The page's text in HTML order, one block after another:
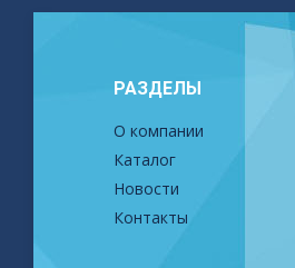
РАЗДЕЛЫ
О компании
Каталог
Новости
Контакты